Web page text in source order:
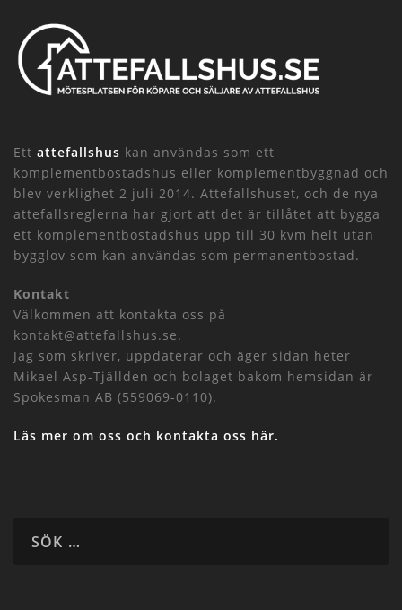
Ett attefallshus kan användas som ett
komplementbostadshus eller komplementbyggnad och
blev verklighet 2 juli 2014. Attefallshuset, och de nya
attefallsreglerna har gjort att det är tillåtet att bygga
ett komplementbostadshus upp till 30 kvm helt utan
bygglov som kan användas som permanentbostad.
Kontakt
Välkommen att kontakta oss på
kontakt@attefallshus.se.
Jag som skriver, uppdaterar och äger sidan heter
Mikael Asp-Tjällden och bolaget bakom hemsidan är
Spokesman AB (559069-0110).
Läs mer om oss och kontakta oss här.